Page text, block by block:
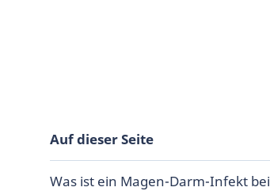
Auf dieser Seite
Was ist ein Magen-Darm-Infekt bei